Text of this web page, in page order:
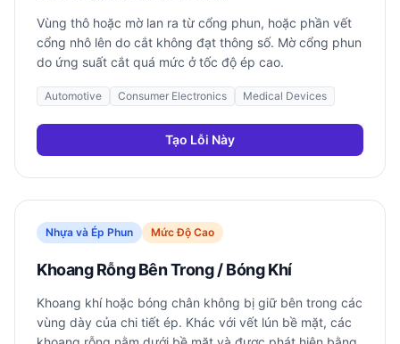
Vùng thô hoặc mờ lan ra từ cổng phun, hoặc phần vết
cổng nhô lên do cắt không đạt thông số. Mờ cổng phun
do ứng suất cắt quá mức ở tốc độ ép cao.
Automotive Consumer Electronics Medical Devices
Tạo Lỗi Này
Nhựa và Ép Phun Mức Độ Cao
Khoang Rỗng Bên Trong / Bóng Khí
Khoang khí hoặc bóng chân không bị giữ bên trong các
vùng dày của chi tiết ép. Khác với vết lún bề mặt, các